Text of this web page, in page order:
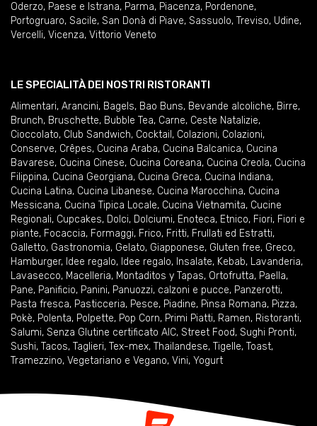
Oderzo, Paese e Istrana, Parma, Piacenza, Pordenone,
Portogruaro, Sacile, San Donà di Piave, Sassuolo, Treviso, Udine,
Vercelli, Vicenza, Vittorio Veneto
LE SPECIALITÀ DEI NOSTRI RISTORANTI
Alimentari, Arancini, Bagels, Bao Buns, Bevande alcoliche, Birre,
Brunch, Bruschette, Bubble Tea, Carne, Ceste Natalizie,
Cioccolato, Club Sandwich, Cocktail , Colazioni, Colazioni,
Conserve, Crêpes, Cucina Araba, Cucina Balcanica, Cucina
Bavarese, Cucina Cinese, Cucina Coreana, Cucina Creola, Cucina
Filippina, Cucina Georgiana, Cucina Greca, Cucina Indiana,
Cucina Latina, Cucina Libanese, Cucina Marocchina, Cucina
Messicana, Cucina Tipica Locale, Cucina Vietnamita, Cucine
Regionali, Cupcakes, Dolci, Dolciumi, Enoteca, Etnico, Fiori, Fiori e
piante, Focaccia, Formaggi, Frico, Fritti, Frullati ed Estratti,
Galletto, Gastronomia, Gelato, Giapponese, Gluten free, Greco,
Hamburger, Idee regalo, Idee regalo, Insalate, Kebab, Lavanderia,
Lavasecco, Macelleria, Montaditos y Tapas, Ortofrutta, Paella,
Pane, Panificio, Panini, Panuozzi, calzoni e pucce, Panzerotti,
Pasta fresca, Pasticceria, Pesce, Piadine, Pinsa Romana, Pizza,
Pokè, Polenta, Polpette, Pop Corn, Primi Piatti, Ramen, Ristoranti,
Salumi, Senza Glutine certificato AIC, Street Food, Sughi Pronti,
Sushi, Tacos, Taglieri, Tex-mex, Thailandese, Tigelle, Toast,
Tramezzino, Vegetariano e Vegano, Vini, Yogurt